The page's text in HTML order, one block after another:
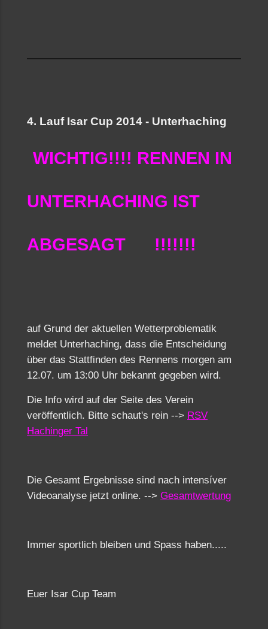
4. Lauf Isar Cup 2014 - Unterhaching
WICHTIG!!!! RENNEN IN
UNTERHACHING IST
ABGESAGT !!!!!!!
auf Grund der aktuellen Wetterproblematik
meldet Unterhaching, dass die Entscheidung
über das Stattfinden des Rennens morgen am
12.07. um 13:00 Uhr bekannt gegeben wird.
Die Info wird auf der Seite des Verein
veröffentlich. Bitte schaut's rein --> RSV
Hachinger Tal
Die Gesamt Ergebnisse sind nach intensíver
Videoanalyse jetzt online. --> Gesamtwertung
Immer sportlich bleiben und Spass haben.....
Euer Isar Cup Team